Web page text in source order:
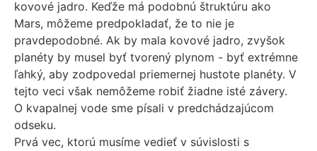
kovové jadro. Keďže má podobnú štruktúru ako
Mars, môžeme predpokladať, že to nie je
pravdepodobné. Ak by mala kovové jadro, zvyšok
planéty by musel byť tvorený plynom - byť extrémne
ľahký, aby zodpovedal priemernej hustote planéty. V
tejto veci však nemôžeme robiť žiadne isté závery.
O kvapalnej vode sme písali v predchádzajúcom
odseku.
Prvá vec, ktorú musíme vedieť v súvislosti s